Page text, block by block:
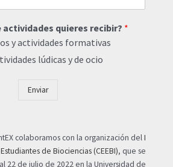
actividades quieres recibir? *
y actividades formativas
lúdicas y de ocio
Enviar
colaboramos con la organización delI
de Biociencias (CEEBI), que se
22 de julio de 2022 en la Universidad de